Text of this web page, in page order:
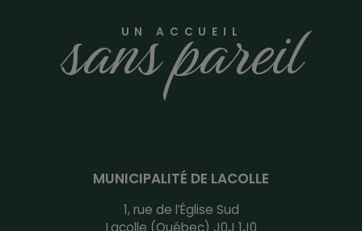
UN ACCUEIL
sans pareil
MUNICIPALITÉ DE LACOLLE
1, rue de l’Église Sud
Lacolle (Québec) J0J 1J0